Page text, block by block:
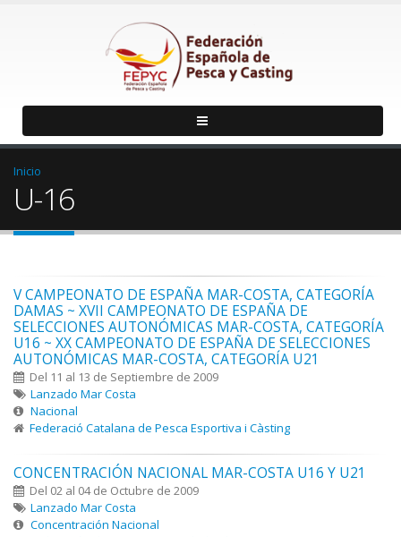
Inicio
U-16
V CAMPEONATO DE ESPAÑA MAR-COSTA, CATEGORÍA
DAMAS ~ XVII CAMPEONATO DE ESPAÑA DE
SELECCIONES AUTONÓMICAS MAR-COSTA, CATEGORÍA
U16 ~ XX CAMPEONATO DE ESPAÑA DE SELECCIONES
AUTONÓMICAS MAR-COSTA, CATEGORÍA U21
Del 11 al 13 de Septiembre de 2009
Lanzado Mar Costa
Nacional
Federació Catalana de Pesca Esportiva i Càsting
CONCENTRACIÓN NACIONAL MAR-COSTA U16 Y U21
Del 02 al 04 de Octubre de 2009
Lanzado Mar Costa
Concentración Nacional